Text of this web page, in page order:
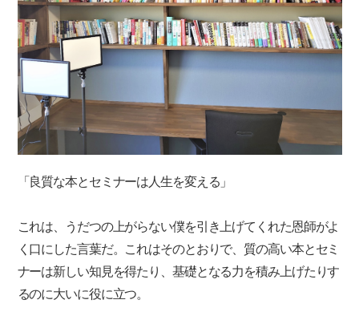
「良質な本とセミナーは人生を変える」
これは、うだつの上がらない僕を引き上げてくれた恩師がよ
く口にした言葉だ。これはそのとおりで、質の高い本とセミ
ナーは新しい知見を得たり、基礎となる力を積み上げたりす
るのに大いに役に立つ。